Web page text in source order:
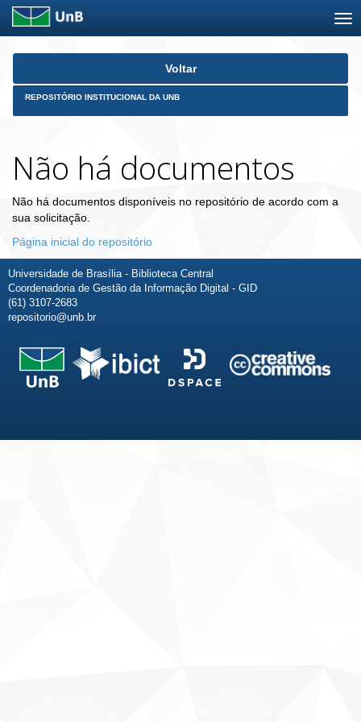
Skip
Voltar
REPOSITÓRIO INSTITUCIONAL DA UNB
Não há documentos
Não há documentos disponíveis no repositório de acordo com a
sua solicitação.
Página inicial do repositório
Universidade de Brasília - Biblioteca Central
Coordenadoria de Gestão da Informação Digital - GID
(61) 3107-2683
repositorio@unb.br